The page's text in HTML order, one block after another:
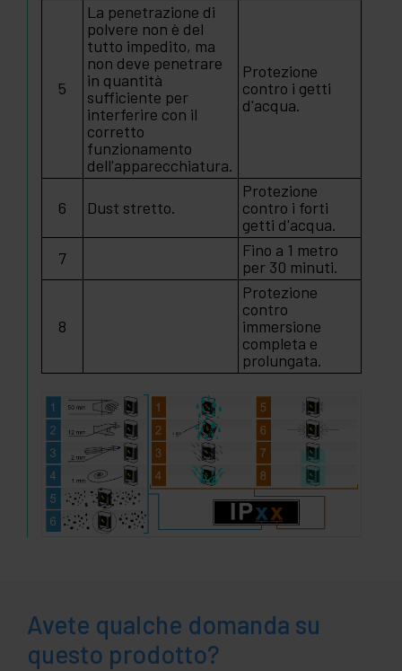
5
La penetrazione di
polvere non è del
tutto impedito, ma
non deve penetrare
in quantità
sufficiente per
interferire con il
corretto
funzionamento
dell'apparecchiatura.
Protezione
contro i getti
d'acqua.
6 Dust stretto.
Protezione
contro i forti
getti d'acqua.
7
Fino a 1 metro
per 30 minuti.
8
Protezione
contro
immersione
completa e
prolungata.
Avete qualche domanda su
questo prodotto?